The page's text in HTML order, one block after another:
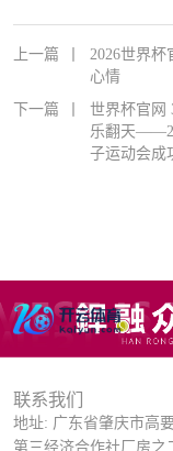
上一篇
2026世界
心情
下一篇
世界杯官网
乐翻天
子运动会成
联系我们
地址: 广东省肇庆市高
第三经济合作社厂房之